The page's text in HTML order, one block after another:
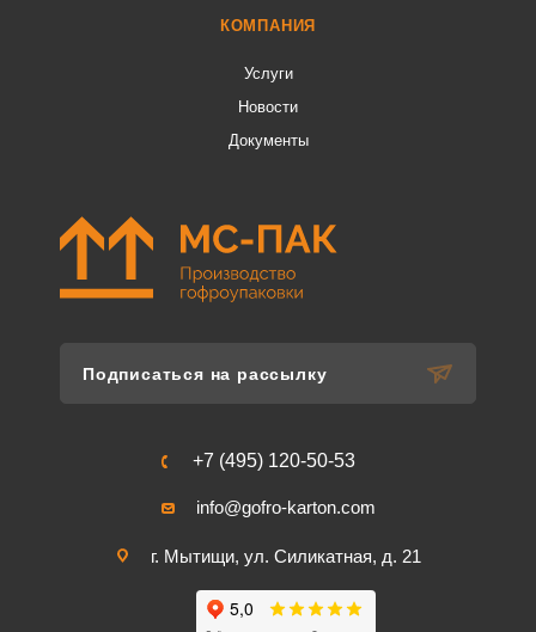
КОМПАНИЯ
Услуги
Новости
Документы
Подписаться на рассылку
+7 (495) 120-50-53
info@gofro-karton.com
г. Мытищи, ул. Силикатная, д. 21